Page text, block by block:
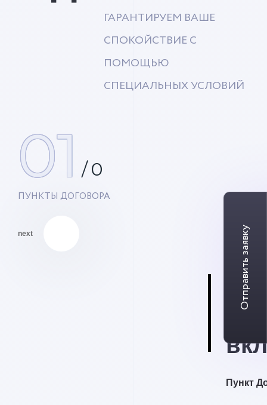
ГАРАНТИРУЕМ ВАШЕ
СПОКОЙСТВИЕ С
ПОМОЩЬЮ
СПЕЦИАЛЬНЫХ УСЛОВИЙ
01 /0
ПУНКТЫ ДОГОВОРА
next
Пункт
Отправить заявку